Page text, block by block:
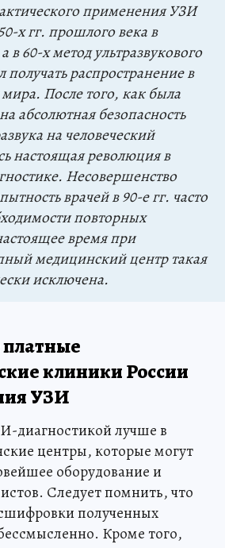
применения УЗИ
х гг. прошлого века в
60-х метод ультразвукового
получать распространение в
После того, как была
абсолютная безопасность
на человеческий
настоящая революция в
Несовершенство
врачей в 90-е гг. часто
повторных
время при
медицинский центр такая
исключена.
клиники России
УЗИ
диагностикой лучше в
центры, которые могут
оборудование и
Следует помнить, что
полученных
Кроме того,